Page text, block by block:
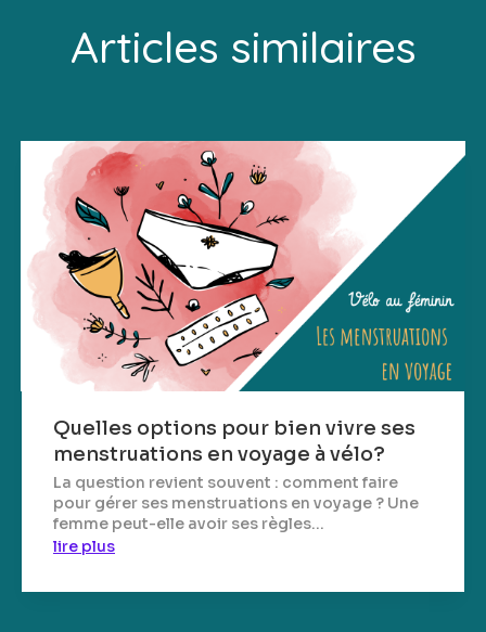
Articles similaires
Quelles options pour bien vivre ses
menstruations en voyage à vélo?
La question revient souvent : comment faire
pour gérer ses menstruations en voyage ? Une
femme peut-elle avoir ses règles...
lire plus